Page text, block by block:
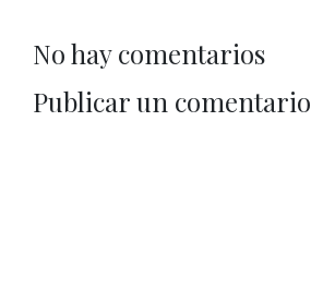
No hay comentarios
Publicar un comentario